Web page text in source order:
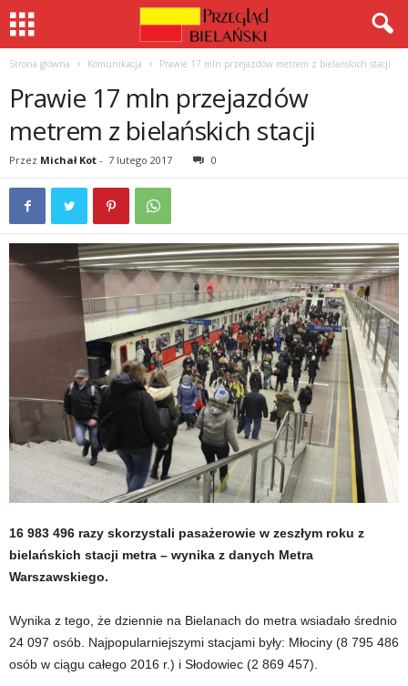
Strona główna Komunikacja Prawie 17 mln przejazdów metrem z bielańskich stacji
Prawie 17 mln przejazdów
metrem z bielańskich stacji
Przez Michał Kot - 7 lutego 2017 0
16 983 496 razy skorzystali pasażerowie w zeszłym roku z
bielańskich stacji metra – wynika z danych Metra
Warszawskiego.
Wynika z tego, że dziennie na Bielanach do metra wsiadało średnio
24 097 osób. Najpopularniejszymi stacjami były: Młociny (8 795 486
osób w ciągu całego 2016 r.) i Słodowiec (2 869 457).